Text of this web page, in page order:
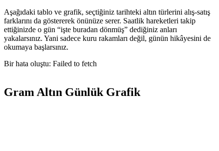
Aşağıdaki tablo ve grafik, seçtiğiniz tarihteki altın türlerini alış-satış
farklarını da göstererek önünüze serer. Saatlik hareketleri takip
ettiğinizde o gün “işte buradan dönmüş” dediğiniz anları
yakalarsınız. Yani sadece kuru rakamları değil, günün hikâyesini de
okumaya başlarsınız.
Bir hata oluştu: Failed to fetch
Gram Altın Günlük Grafik